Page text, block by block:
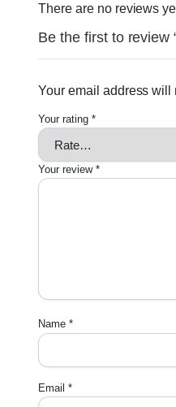
There are no reviews
Be the first to review
Your email address will
Your rating *
Your review *
Name *
Email *